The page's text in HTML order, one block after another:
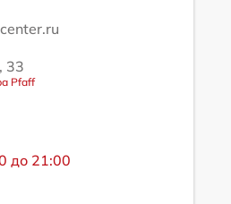
33
Pfaff
до 21:00